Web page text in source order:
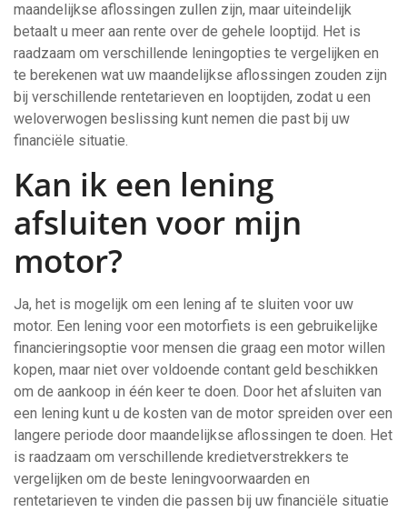
maandelijkse aflossingen zullen zijn, maar uiteindelijk
betaalt u meer aan rente over de gehele looptijd. Het is
raadzaam om verschillende leningopties te vergelijken en
te berekenen wat uw maandelijkse aflossingen zouden zijn
bij verschillende rentetarieven en looptijden, zodat u een
weloverwogen beslissing kunt nemen die past bij uw
financiële situatie.
Kan ik een lening
afsluiten voor mijn
motor?
Ja, het is mogelijk om een lening af te sluiten voor uw
motor. Een lening voor een motorfiets is een gebruikelijke
financieringsoptie voor mensen die graag een motor willen
kopen, maar niet over voldoende contant geld beschikken
om de aankoop in één keer te doen. Door het afsluiten van
een lening kunt u de kosten van de motor spreiden over een
langere periode door maandelijkse aflossingen te doen. Het
is raadzaam om verschillende kredietverstrekkers te
vergelijken om de beste leningvoorwaarden en
rentetarieven te vinden die passen bij uw financiële situatie